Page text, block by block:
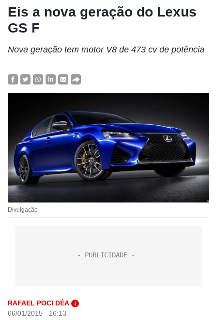
Eis a nova geração do Lexus
GS F
Nova geração tem motor V8 de 473 cv de potência
Divulgação
RAFAEL POCI DÉA i
06/01/2015 - 16:13